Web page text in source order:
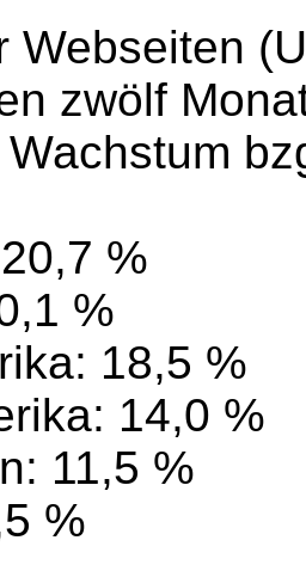
Webseiten
zwölf
%
%
18,5 %
14,0 %
11,5 %
%